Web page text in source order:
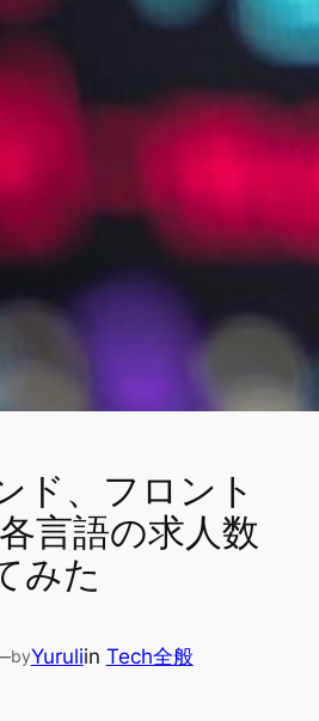
ド、フロント
言語の求人数
みた
byYuruliin Tech全般